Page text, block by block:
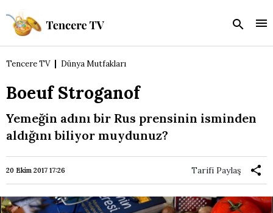
Tencere TV Dünya Mutfakları
Boeuf Stroganof
Yemeğin adını bir Rus prensinin isminden
aldığını biliyor muydunuz?
20 Ekim 2017 17:26 Tarifi Paylaş